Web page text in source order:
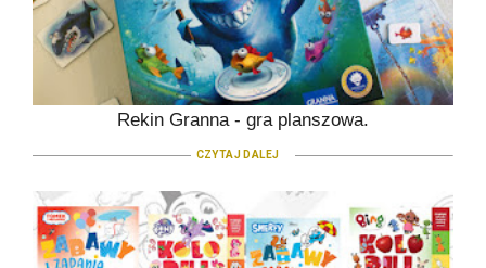
Rekin Granna - gra planszowa.
CZYTAJ DALEJ